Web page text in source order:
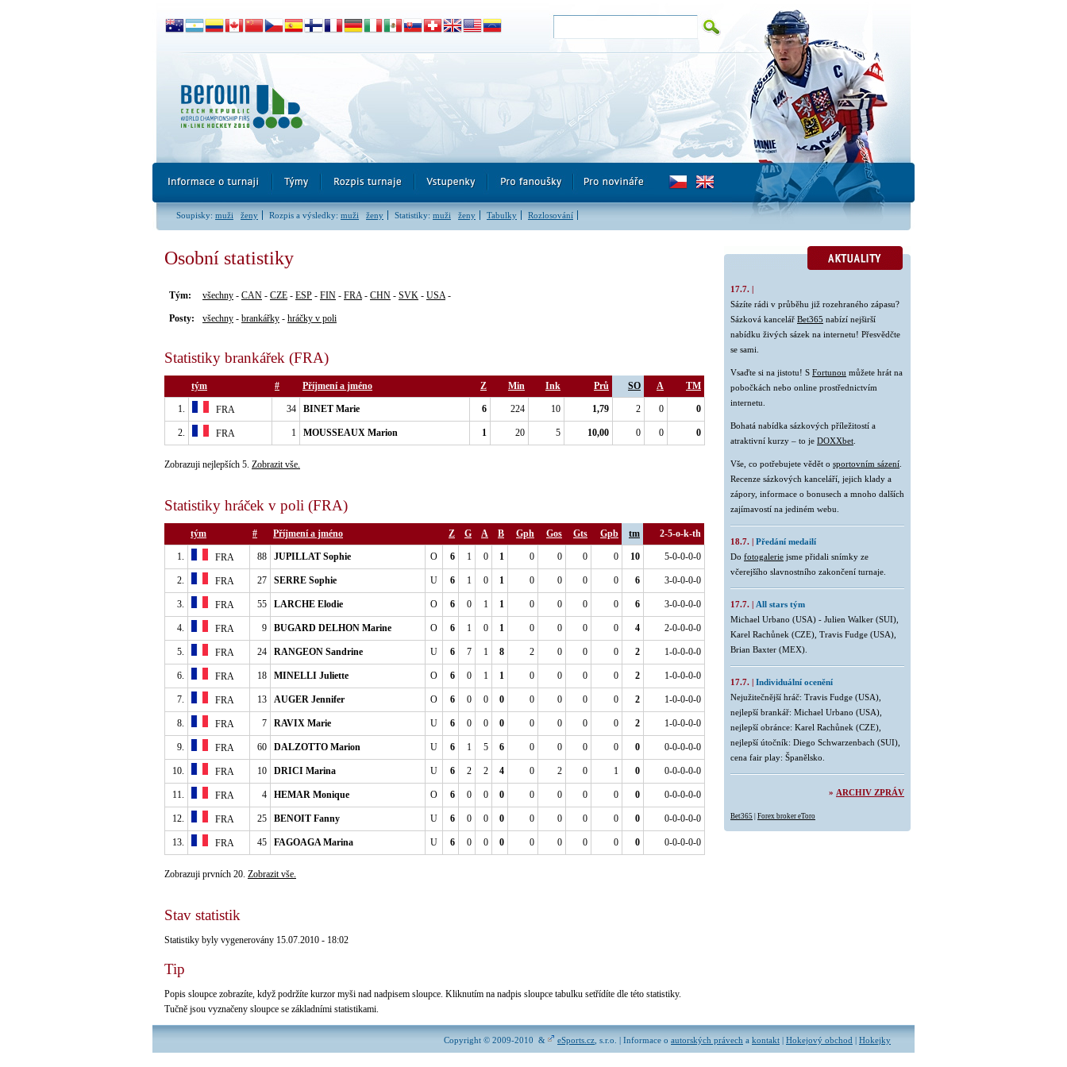
Soupisky: muži ženy Rozpis a výsledky: muži ženy Statistiky: muži ženy Tabulky Rozlosování
Osobní statistiky
Tým: všechny - CAN - CZE - ESP - FIN - FRA- CHN - SVK - USA-
Posty: všechny - brankářky - hráčky v poli
Statistiky brankářek (FRA)
tým # Příjmení a jméno Z Min Ink Prů SO A TM
1. FRA 34 BINET Marie 6 224 10 1,79 2 0 0
2. FRA 1 MOUSSEAUX Marion 1 20 5 10,00 0 0 0
Zobrazuji nejlepších 5. Zobrazit vše.
Statistiky hráček v poli (FRA)
tým # Příjmení a jméno Z G A B Gph Gos Gts Gpb tm 2-5-o-k-th
1. FRA 88 JUPILLAT Sophie O 6 1 0 1 0 0 0 0 10 5-0-0-0-0
2. FRA 27 SERRE Sophie U 6 1 0 1 0 0 0 0 6 3-0-0-0-0
3. FRA 55 LARCHE Elodie O 6 0 1 1 0 0 0 0 6 3-0-0-0-0
4. FRA 9 BUGARD DELHON Marine O 6 1 0 1 0 0 0 0 4 2-0-0-0-0
5. FRA 24 RANGEON Sandrine U 6 7 1 8 2 0 0 0 2 1-0-0-0-0
6. FRA 18 MINELLI Juliette O 6 0 1 1 0 0 0 0 2 1-0-0-0-0
7. FRA 13 AUGER Jennifer O 6 0 0 0 0 0 0 0 2 1-0-0-0-0
8. FRA 7 RAVIX Marie U 6 0 0 0 0 0 0 0 2 1-0-0-0-0
9. FRA 60 DALZOTTO Marion U 6 1 5 6 0 0 0 0 0 0-0-0-0-0
10. FRA 10 DRICI Marina U 6 2 2 4 0 2 0 1 0 0-0-0-0-0
11. FRA 4 HEMAR Monique O 6 0 0 0 0 0 0 0 0 0-0-0-0-0
12. FRA 25 BENOIT Fanny U 6 0 0 0 0 0 0 0 0 0-0-0-0-0
13. FRA 45 FAGOAGA Marina U 6 0 0 0 0 0 0 0 0 0-0-0-0-0
Zobrazuji prvních 20. Zobrazit vše.
Stav statistik
Statistiky byly vygenerovány 15.07.2010 - 18:02
Tip
Popis sloupce zobrazíte, když podržíte kurzor myši nad nadpisem sloupce. Kliknutím na nadpis sloupce tabulku setřídíte dle této statistiky.
Tučně jsou vyznačeny sloupce se základními statistikami.
17.7. |
Sázíte rádi v průběhu již rozehraného zápasu?
Sázková kancelář Bet365 nabízí nejširší
nabídku živých sázek na internetu! Přesvědčte
se sami.
Vsaďte si na jistotu! S Fortunou můžete hrát na
pobočkách nebo online prostřednictvím
internetu.
Bohatá nabídka sázkových příležitostí a
atraktivní kurzy – to je DOXXbet
Vše, co potřebujete vědět o sportovním sázení
Recenze sázkových kanceláří, jejich klady a
zápory, informace o bonusech a mnoho dalších
zajímavostí na jediném webu.
18.7. | Předání medailí
Do fotogalerie jsme přidali snímky ze
včerejšího slavnostního zakončení turnaje.
17.7. | All stars tým
Michael Urbano (USA) - Julien Walker (SUI),
Karel Rachůnek (CZE), Travis Fudge (USA),
Brian Baxter (MEX).
17.7. | Individuální ocenění
Nejužitečnější hráč: Travis Fudge (USA),
nejlepší brankář: Michael Urbano (USA),
nejlepší obránce: Karel Rachůnek (CZE),
nejlepší útočník: Diego Schwarzenbach (SUI),
cena fair play: Španělsko.
» ARCHIV ZPRÁV
Bet365 Forex broker eToro
Copyright © 2009-2010 & eSports.cz , s.r.o. | Informace o autorských právech a kontakt | Hokejový obchod | Hokejky